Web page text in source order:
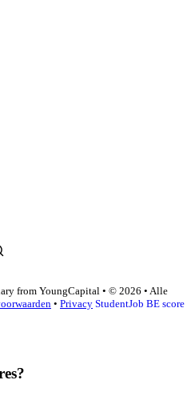
from YoungCapital • © 2026 • Alle
• Privacy StudentJob BE score